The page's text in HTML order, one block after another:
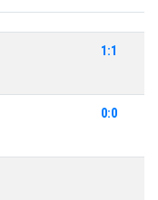
1:1
0:0